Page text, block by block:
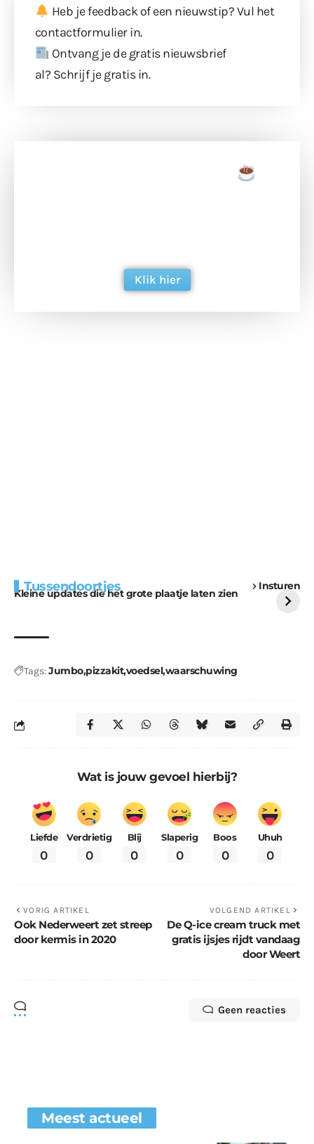
Heb je feedback of een nieuwstip? Vul het
contactformulierin.
Ontvang je de gratis nieuwsbrief
al? Schrijf je gratis in.
Klik hier
Tussendoortjes Insturen
Kleine updates die het grote plaatje laten zien
voor kabouters
uitdaging
Tags:Jumbopizzakitvoedselwaarschuwing
Wat is jouw gevoel hierbij?
Liefde
0
Verdrietig
0
Blij
0
Slaperig
0
Boos
0
Uhuh
0
VORIG ARTIKEL
Ook Nederweert zet streep
door kermis in 2020
VOLGEND ARTIKEL
De Q-ice cream truck met
gratis ijsjes rijdt vandaag
door Weert
Geen reacties
Meest actueel